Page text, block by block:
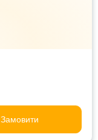
Замовити